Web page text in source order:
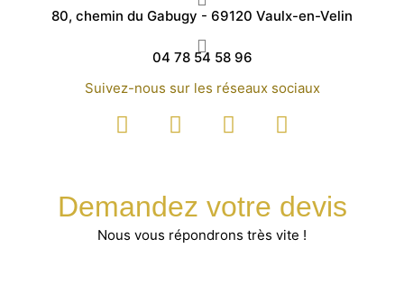
80, chemin du Gabugy - 69120 Vaulx-en-Velin
04 78 54 58 96
Suivez-nous sur les réseaux sociaux
Demandez votre devis
Nous vous répondrons très vite !